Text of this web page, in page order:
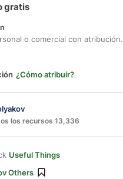
gratis
o comercial con atribución.
¿Cómo atribuir?
los recursos 13,336
Useful Things
Others